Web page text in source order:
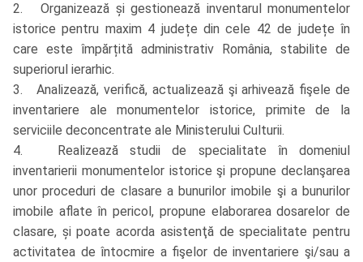
2. Organizează și gestionează inventarul monumentelor
istorice pentru maxim 4 județe din cele 42 de județe în
care este împărțită administrativ România, stabilite de
superiorul ierarhic.
3. Analizează, verifică, actualizează şi arhivează fişele de
inventariere ale monumentelor istorice, primite de la
serviciile deconcentrate ale Ministerului Culturii.
4. Realizează studii de specialitate în domeniul
inventarierii monumentelor istorice şi propune declanşarea
unor proceduri de clasare a bunurilor imobile şi a bunurilor
imobile aflate în pericol, propune elaborarea dosarelor de
clasare, și poate acorda asistenţă de specialitate pentru
activitatea de întocmire a fişelor de inventariere şi/sau a